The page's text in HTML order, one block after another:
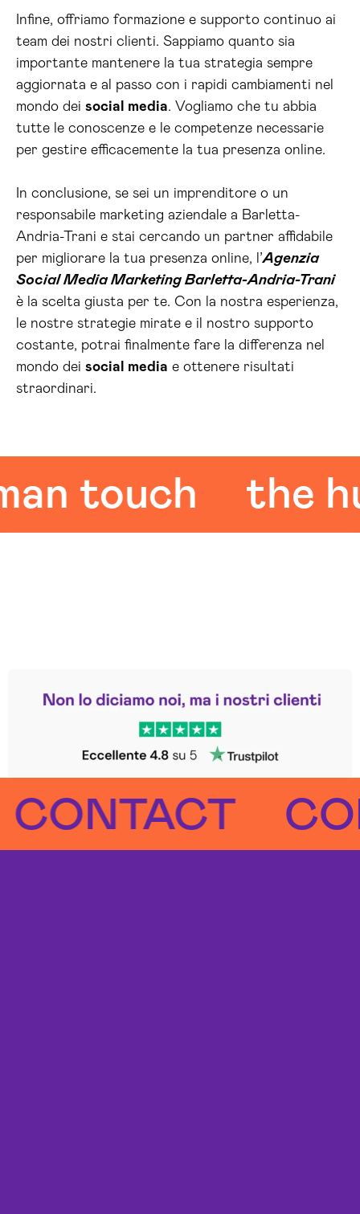
Infine, offriamo formazione e supporto continuo ai
team dei nostri clienti. Sappiamo quanto sia
importante mantenere la tua strategia sempre
aggiornata e al passo con i rapidi cambiamenti nel
mondo dei social media. Vogliamo che tu abbia
tutte le conoscenze e le competenze necessarie
per gestire efficacemente la tua presenza online.
In conclusione, se sei un imprenditore o un
responsabile marketing aziendale a Barletta-
Andria-Trani e stai cercando un partner affidabile
per migliorare la tua presenza online, l’Agenzia
Social Media Marketing Barletta-Andria-Trani
è la scelta giusta per te. Con la nostra esperienza,
le nostre strategie mirate e il nostro supporto
costante, potrai finalmente fare la differenza nel
mondo dei social media e ottenere risultati
straordinari.
touch the
Trustpilot